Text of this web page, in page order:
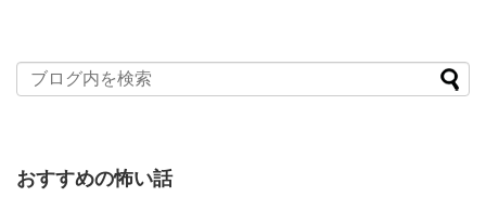
おすすめの怖い話